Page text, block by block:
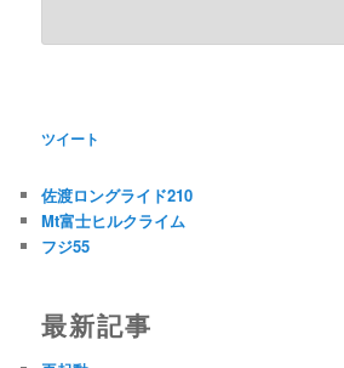
ツイート
佐渡ロングライド210
Mt富士ヒルクライム
フジ55
最新記事